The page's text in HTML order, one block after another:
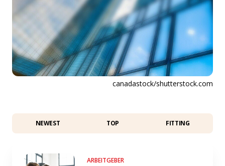
canadastock/shutterstock.com
NEWEST TOP FITTING
ARBEITGEBER